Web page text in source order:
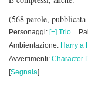
(568 parole,
Personaggi: [+] Trio
Ambientazione: Harry a
Avvertimenti: Character
[Segnala]